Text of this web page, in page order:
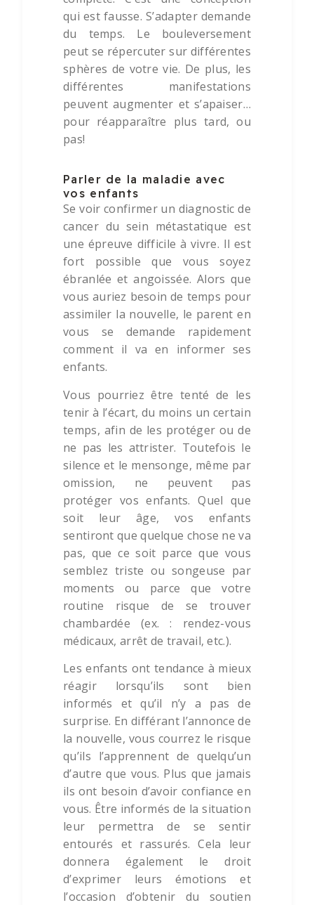
qui est fausse. S’adapter demande
du temps. Le bouleversement
peut se répercuter sur différentes
sphères de votre vie. De plus, les
différentes manifestations
peuvent augmenter et s’apaiser…
pour réapparaître plus tard, ou
pas!
Parler de la maladie avec
vos enfants
Se voir confirmer un diagnostic de
cancer du sein métastatique est
une épreuve difficile à vivre. Il est
fort possible que vous soyez
ébranlée et angoissée. Alors que
vous auriez besoin de temps pour
assimiler la nouvelle, le parent en
vous se demande rapidement
comment il va en informer ses
enfants.
Vous pourriez être tenté de les
tenir à l’écart, du moins un certain
temps, afin de les protéger ou de
ne pas les attrister. Toutefois le
silence et le mensonge, même par
omission, ne peuvent pas
protéger vos enfants. Quel que
soit leur âge, vos enfants
sentiront que quelque chose ne va
pas, que ce soit parce que vous
semblez triste ou songeuse par
moments ou parce que votre
routine risque de se trouver
chambardée (ex. : rendez-vous
médicaux, arrêt de travail, etc.).
Les enfants ont tendance à mieux
réagir lorsqu’ils sont bien
informés et qu’il n’y a pas de
surprise. En différant l’annonce de
la nouvelle, vous courrez le risque
qu’ils l’apprennent de quelqu’un
d’autre que vous. Plus que jamais
ils ont besoin d’avoir confiance en
vous. Être informés de la situation
leur permettra de se sentir
entourés et rassurés. Cela leur
donnera également le droit
d’exprimer leurs émotions et
l’occasion d’obtenir du soutien